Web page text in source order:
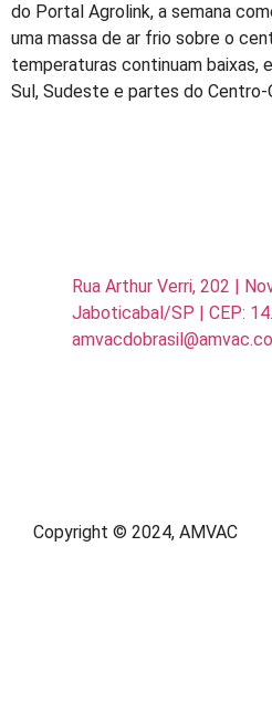
do Portal Agrolink, a semana
uma massa de ar frio sobre o
temperaturas continuam baixas,
Sul, Sudeste e partes do Centro-
Rua Arthur Verri, 202 |
Jaboticabal/SP | CEP:
Copyright © 2024, AMVAC